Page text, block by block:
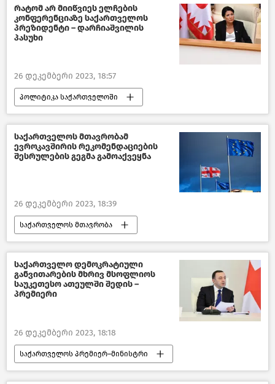
საქართველოს პარლამენტის თავმჯდომარე
რატომ არ მიიწვიეს ელჩების
კონფერენციაზე საქართველოს
პრეზიდენტი – დარჩიაშვილის
პასუხი
26 დეკემბერი 2023, 18:57
პოლიტიკა საქართველოში
ახალი ამბები პოლიტიკა
საქართველოს საგარეო საქმეთა სამინისტრო
საქართველოს საგარეო პოლიტიკა
საქართველო
საქართველოს მთავრობამ
ევროკავშირის რეკომენდაციების
შესრულების გეგმა გამოაქვეყნა
26 დეკემბერი 2023, 18:39
საქართველოს მთავრობა
საქართველო-ევროკავშირის ურთიერთობები
პოლიტიკა პოლიტიკა საქართველოში
ახალი ამბები საქართველო
საქართველო დემოკრატიული
განვითარების მხრივ მსოფლიოს
საუკეთესო ათეულში შედის –
პრემიერი
26 დეკემბერი 2023, 18:18
საქართველოს პრემიერ–მინისტრი
ირაკლი ღარიბაშვილი პოლიტიკა